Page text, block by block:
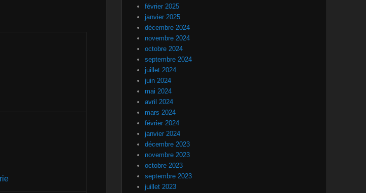
février 2025
janvier 2025
décembre 2024
novembre 2024
octobre 2024
septembre 2024
juillet 2024
juin 2024
mai 2024
avril 2024
mars 2024
février 2024
janvier 2024
décembre 2023
novembre 2023
octobre 2023
septembre 2023
juillet 2023